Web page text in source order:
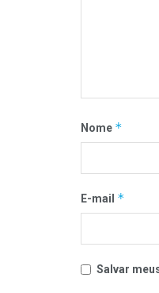
Nome *
E-mail *
Salvar